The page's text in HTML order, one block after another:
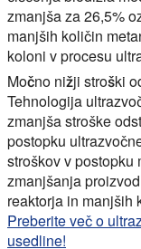
zmanjša za 26,5%
manjših količin
koloni v procesu
Močno nižji stroški
Tehnologija
zmanjša stroške
postopku
stroškov v postopku
zmanjšanja
reaktorja in manjših
Preberite več o
usedline!